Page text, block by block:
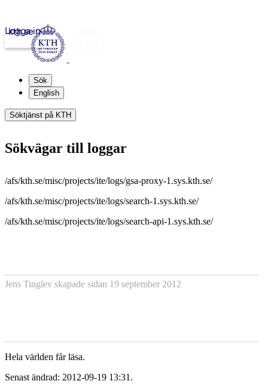
kth.se
Logga in
Sök
English
Söktjänst på KTH
Sökvägar till loggar
/afs/kth.se/misc/projects/ite/logs/gsa-proxy-1.sys.kth.se/
/afs/kth.se/misc/projects/ite/logs/search-1.sys.kth.se/
/afs/kth.se/misc/projects/ite/logs/search-api-1.sys.kth.se/
Jens Tinglev skapade sidan 19 september 2012
Hela världen får läsa.
Senast ändrad: 2012-09-19 13:31.